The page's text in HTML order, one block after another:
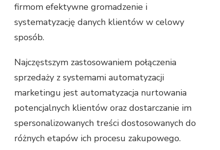
firmom efektywne gromadzenie i
systematyzację danych klientów w celowy
sposób.
Najczęstszym zastosowaniem połączenia
sprzedaży z systemami automatyzacji
marketingu jest automatyzacja nurtowania
potencjalnych klientów oraz dostarczanie im
spersonalizowanych treści dostosowanych do
różnych etapów ich procesu zakupowego.